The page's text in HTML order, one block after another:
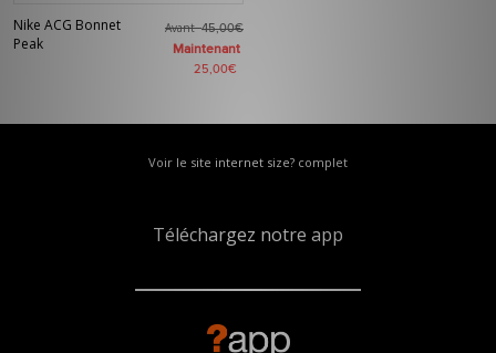
Nike ACG Bonnet
Peak
Avant45,00€
Maintenant
25,00€
Voir le site internet size? complet
Téléchargez notre app